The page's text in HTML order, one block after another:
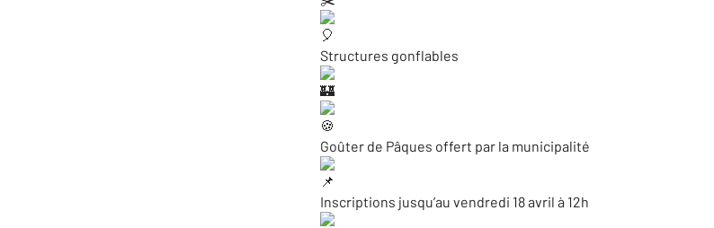
Structures gonflables
Goûter de Pâques offert par la municipalité
Inscriptions jusqu’au vendredi 18 avril à 12h